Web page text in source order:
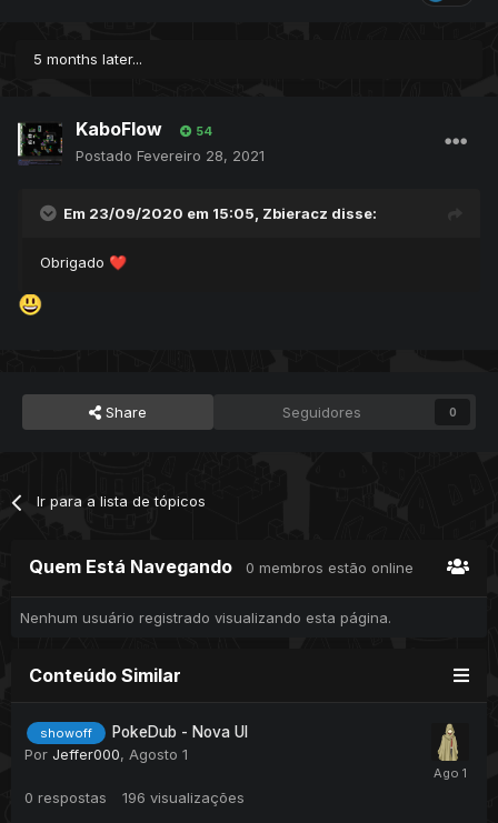
5 months later...
KaboFlow 54
Postado Fevereiro 28, 2021
Em 23/09/2020 em 15:05, Zbieracz disse:
Obrigado ❤️
Share Seguidores 0
Ir para a lista de tópicos
Quem Está Navegando 0 membros estão online
Nenhum usuário registrado visualizando esta página.
Conteúdo Similar
showoff
PokeDub - Nova UI
Por Jeffer000, Agosto 1
0 respostas 196 visualizações